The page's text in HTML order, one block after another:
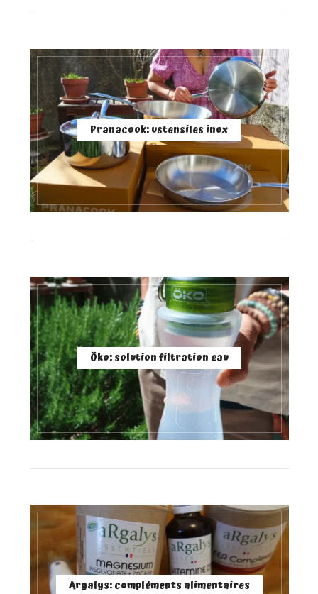
Pranacook: ustensiles inox
Öko: solution filtration eau
Argalys: compléments alimentaires